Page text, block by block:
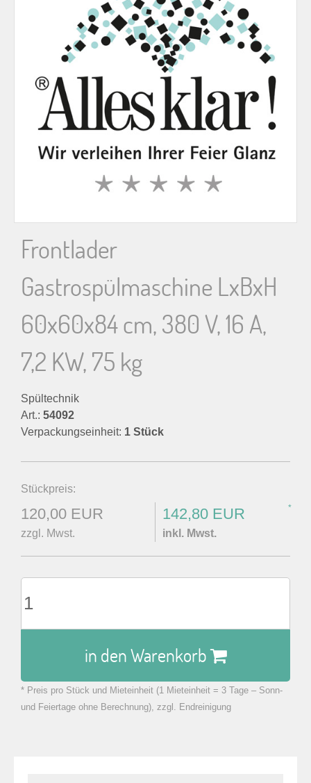
a
h
Frontlader
Gastrospülmaschine LxBxH
60x60x84 cm, 380 V, 16 A,
7,2 KW, 75 kg
Spültechnik
Art.: 54092
Verpackungseinheit: 1 Stück
Stückpreis:
120,00 EUR
zzgl. Mwst.
142,80 EUR *
inkl. Mwst.
in den Warenkorb
zu Warenkorb hinzugefügt.
* Preis pro Stück und Mieteinheit (1 Mieteinheit = 3 Tage – Sonn-
und Feiertage ohne Berechnung), zzgl. Endreinigung